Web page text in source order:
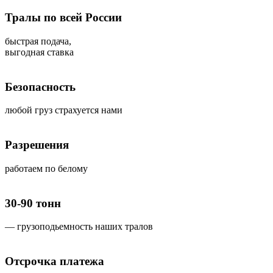
Тралы по всей России
быстрая подача,
выгодная ставка
Безопасность
любой груз страхуется нами
Разрешения
работаем по белому
30-90 тонн
— грузоподьемность наших тралов
Отсрочка платежа